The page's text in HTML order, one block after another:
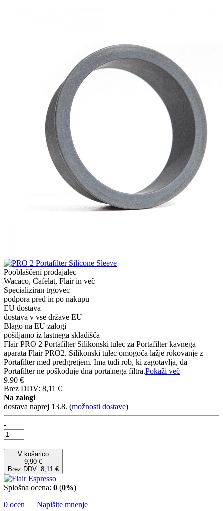
Pooblaščeni prodajalec
Wacaco, Cafelat, Flair in več
Specializiran trgovec
podpora pred in po nakupu
EU dostava
dostava v vse države EU
Blago na EU zalogi
pošiljamo iz lastnega skladišča
Flair PRO 2 Portafilter Silikonski tulec za Portafilter kavnega
aparata Flair PRO2. Silikonski tulec omogoča lažje rokovanje z
Portafilter med predgretjem. Ima tudi rob, ki zagotavlja, da
Portafilter ne poškoduje dna portalnega filtra.Pokaži več
9,90 €
Brez DDV: 8,11 €
Na zalogi
dostava naprej 13.8. (možnosti dostave)
-
+
V košarico
9,90 €
Brez DDV: 8,11 €
Splošna ocena: 0 (0%)
0 ocen
Napišite mnenje